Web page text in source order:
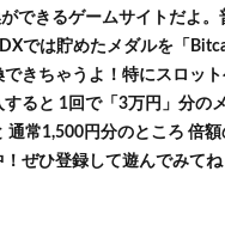
できるゲームサイトだよ。
では貯めたメダルを「
きちゃうよ！特にスロッ
ると 1回で「3万円」分の
通常1,500円分のところ 倍
ぜひ登録して遊んでみてね